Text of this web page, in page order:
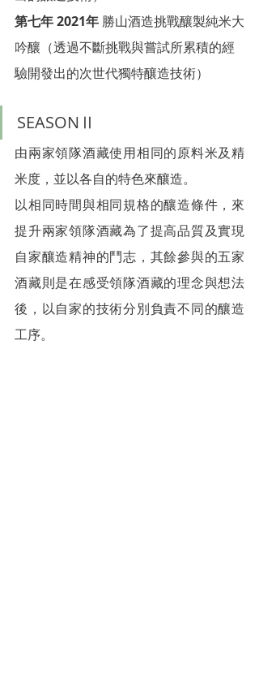
第七年 2021年 勝山酒造挑戰釀製純米大
吟釀（透過不斷挑戰與嘗試所累積的經
驗開發出的次世代獨特釀造技術）
SEASONⅡ
由兩家領隊酒藏使用相同的原料米及精
米度，並以各自的特色來釀造。
以相同時間與相同規格的釀造條件，來
提升兩家領隊酒藏為了提高品質及實現
自家釀造精神的鬥志，其餘參與的五家
酒藏則是在感受領隊酒藏的理念與想法
後，以自家的技術分別負責不同的釀造
工序。